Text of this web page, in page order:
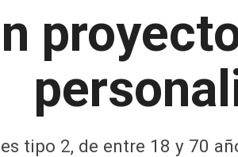
tipo 2, de entre 18 y 70